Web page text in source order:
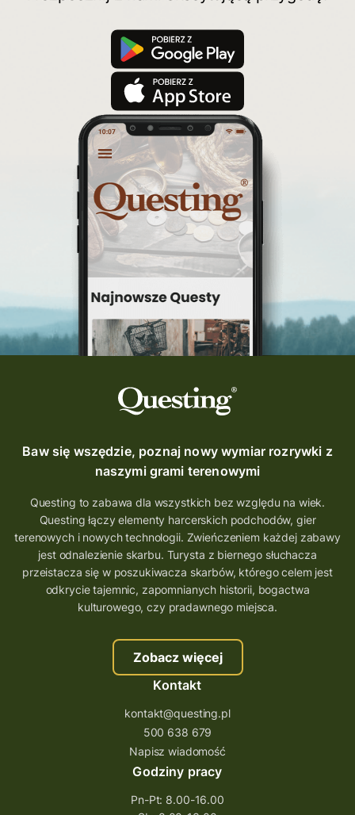
Baw się wszędzie, poznaj nowy wymiar rozrywki z
naszymi grami terenowymi
Questing to zabawa dla wszystkich bez względu na wiek.
Questing łączy elementy harcerskich podchodów, gier
terenowych i nowych technologii. Zwieńczeniem każdej zabawy
jest odnalezienie skarbu. Turysta z biernego słuchacza
przeistacza się w poszukiwacza skarbów, którego celem jest
odkrycie tajemnic, zapomnianych historii, bogactwa
kulturowego, czy pradawnego miejsca.
Zobacz więcej
Kontakt
kontakt@questing.pl
500 638 679
Napisz wiadomość
Godziny pracy
Pn-Pt: 8.00-16.00